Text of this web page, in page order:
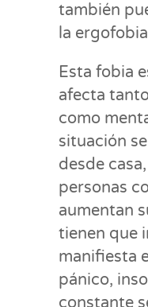
también
la
Esta fobia
afecta
como
situación
desde
personas
aumentan
tienen que
manifiesta
pánico,
constante